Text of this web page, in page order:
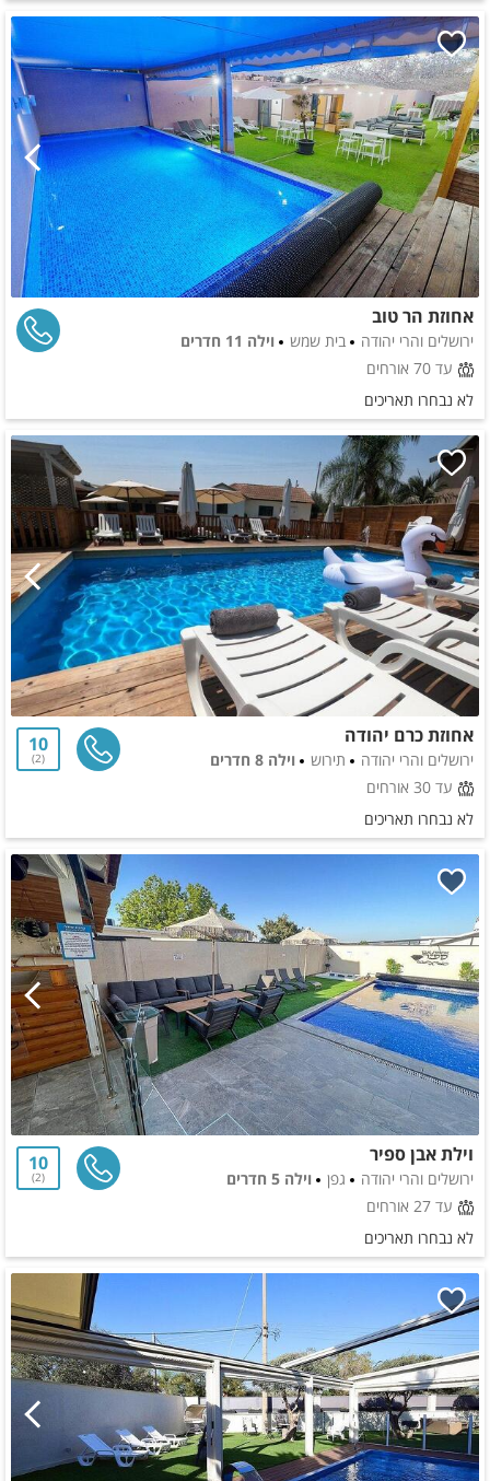
אחוזת הר טוב
ירושלים והרי יהודה בית שמש
וילה 11 חדרים
עד 70 אורחים
לא נבחרו תאריכים
אחוזת כרם יהודה
ירושלים והרי יהודה תירוש
וילה 8 חדרים
עד 30 אורחים
10
2
לא נבחרו תאריכים
וילת אבן ספיר
ירושלים והרי יהודה גפן
וילה 5 חדרים
עד 27 אורחים
10
2
לא נבחרו תאריכים